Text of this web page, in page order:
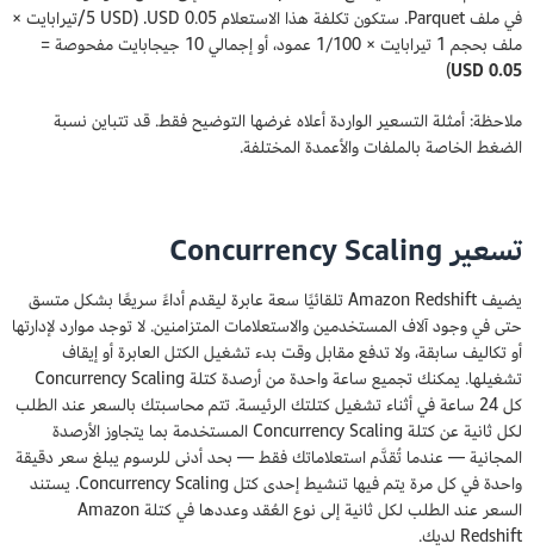
في ملف Parquet. ستكون تكلفة هذا الاستعلام 0.05 USD. (5 USD/تيرابايت ×
ملف بحجم 1 تيرابايت × 1/100 عمود، أو إجمالي 10 جيجابايت مفحوصة =
0.05 USD
)
ملاحظة: أمثلة التسعير الواردة أعلاه غرضها التوضيح فقط. قد تتباين نسبة
الضغط الخاصة بالملفات والأعمدة المختلفة.
تسعير Concurrency Scaling
يضيف Amazon Redshift تلقائيًا سعة عابرة ليقدم أداءً سريعًا بشكل متسق
حتى في وجود آلاف المستخدمين والاستعلامات المتزامنين. لا توجد موارد لإدارتها
أو تكاليف سابقة، ولا تدفع مقابل وقت بدء تشغيل الكتل العابرة أو إيقاف
تشغيلها. يمكنك تجميع ساعة واحدة من أرصدة كتلة Concurrency Scaling
كل 24 ساعة في أثناء تشغيل كتلتك الرئيسة. تتم محاسبتك بالسعر عند الطلب
لكل ثانية عن كتلة Concurrency Scaling المستخدمة بما يتجاوز الأرصدة
المجانية — عندما تُقدَّم استعلاماتك فقط — بحد أدنى للرسوم يبلغ سعر دقيقة
واحدة في كل مرة يتم فيها تنشيط إحدى كتل Concurrency Scaling. يستند
السعر عند الطلب لكل ثانية إلى نوع العُقد وعددها في كتلة Amazon
Redshift لديك.